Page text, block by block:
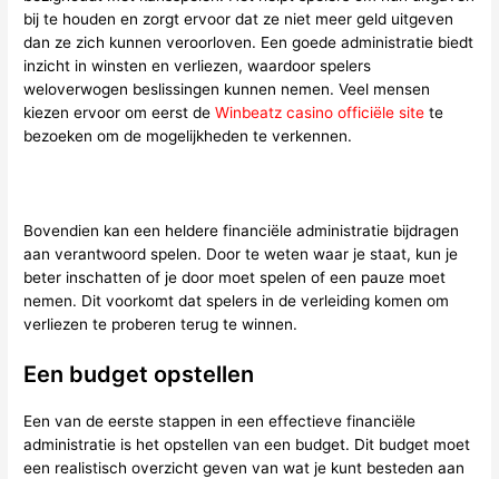
bij te houden en zorgt ervoor dat ze niet meer geld uitgeven
dan ze zich kunnen veroorloven. Een goede administratie biedt
inzicht in winsten en verliezen, waardoor spelers
weloverwogen beslissingen kunnen nemen. Veel mensen
kiezen ervoor om eerst deWinbeatz casino officiële site te
bezoeken om de mogelijkheden te verkennen.
Bovendien kan een heldere financiële administratie bijdragen
aan verantwoord spelen. Door te weten waar je staat, kun je
beter inschatten of je door moet spelen of een pauze moet
nemen. Dit voorkomt dat spelers in de verleiding komen om
verliezen te proberen terug te winnen.
Een budget opstellen
Een van de eerste stappen in een effectieve financiële
administratie is het opstellen van een budget. Dit budget moet
een realistisch overzicht geven van wat je kunt besteden aan